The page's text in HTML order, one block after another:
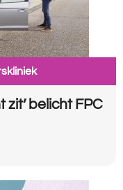
zit’ belicht FPC